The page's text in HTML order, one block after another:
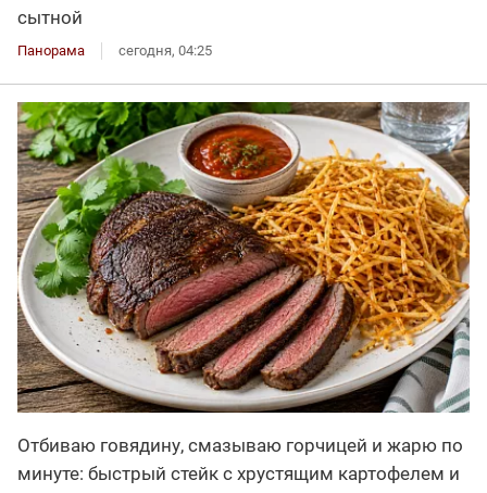
сытной
Панорама сегодня, 04:25
Отбиваю говядину, смазываю горчицей и жарю по
минуте: быстрый стейк с хрустящим картофелем и